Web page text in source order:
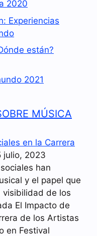
2020
Experiencias
están?
2021
MÚSICA
en la Carrera
julio, 2023
han
y el papel que
visibilidad de los
El Impacto de
de los Artistas
en Festival